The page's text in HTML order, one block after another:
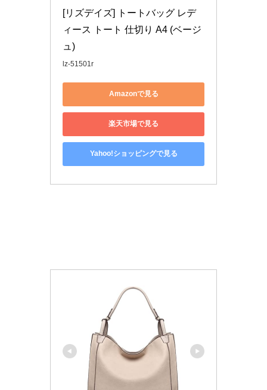
[リズデイズ] トートバッグ レデ
ィース トート 仕切り A4 (ベージ
ュ)
lz-51501r
Amazonで見る
楽天市場で見る
Yahoo!ショッピングで見る